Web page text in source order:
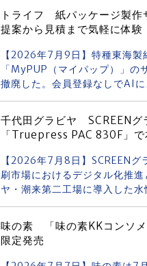
トライフ 紙パッケージ製
提案から見積まで気軽に体験
【2026年7月9日】特種東海
「MyPUP（マイパップ）」
撤廃した。会員登録なしでAI
千代田グラビヤ SCREENグ
「Truepress PAC 830F」
【2026年7月8日】SCREEN
刷市場におけるデジタル化推
ヤ・潮来第二工場に導入した
味の素 「味の素KKコンソメ
限定発売